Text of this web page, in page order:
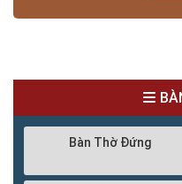
Bàn Thờ Đứng